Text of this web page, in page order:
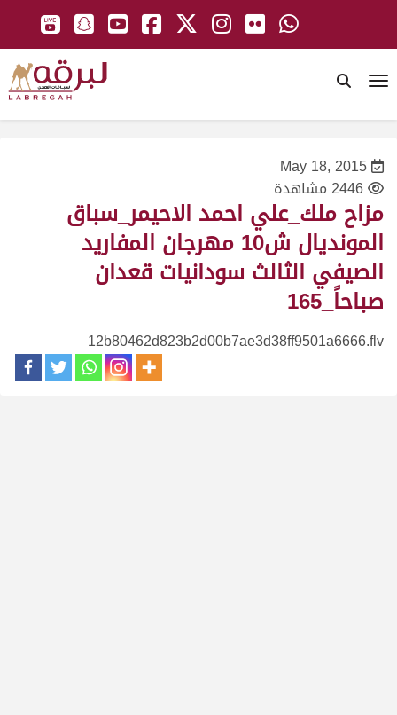
May 18, 2015
2446 مشاهدة
مزاح ملك_علي احمد الاحيمر_سباق
المونديال ش10 مهرجان المفاريد
الصيفي الثالث سودانيات قعدان
صباحاً_165
12b80462d823b2d00b7ae3d38ff9501a6666.flv